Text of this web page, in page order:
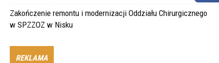
Zakończenie remontu i modernizacji Oddziału Chirurgicznego
w SPZZOZ w Nisku
REKLAMA